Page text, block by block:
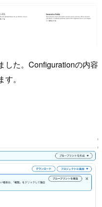
した。Configurationの内容
。